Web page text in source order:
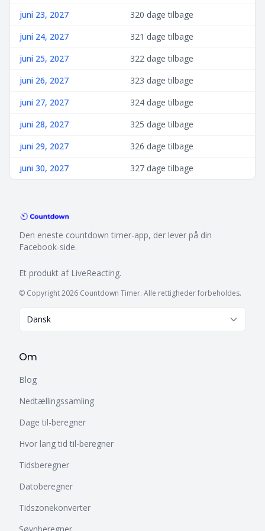
juni 23, 2027
320 dage tilbage
juni 24, 2027
321 dage tilbage
juni 25, 2027
322 dage tilbage
juni 26, 2027
323 dage tilbage
juni 27, 2027
324 dage tilbage
juni 28, 2027
325 dage tilbage
juni 29, 2027
326 dage tilbage
juni 30, 2027
327 dage tilbage
Den eneste countdown timer-app, der lever på din
Facebook-side.
Et produkt af LiveReacting.
© Copyright 2026 Countdown Timer. Alle rettigheder forbeholdes.
Dansk
Om
Blog
Nedtællingssamling
Dage til-beregner
Hvor lang tid til-beregner
Tidsberegner
Datoberegner
Tidszonekonverter